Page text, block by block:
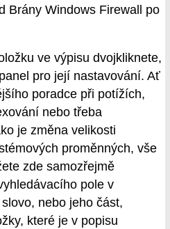
Brány Windows Firewall po
ve výpisu dvojkliknete,
pro její nastavování. Ať
poradce při potížích,
nebo třeba
je změna velikosti
proměnných, vše
zde samozřejmě
pole v
nebo jeho část,
které je v popisu